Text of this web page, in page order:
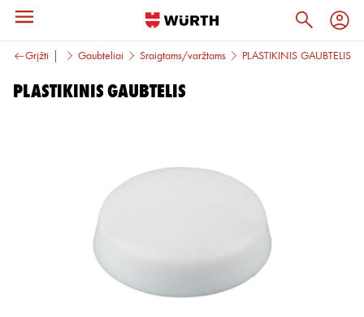
Grįžti
Sandarikliai Gaubteliai Sraigtams/varžtams PLASTIKINIS GAUBTELIS
PLASTIKINIS GAUBTELIS